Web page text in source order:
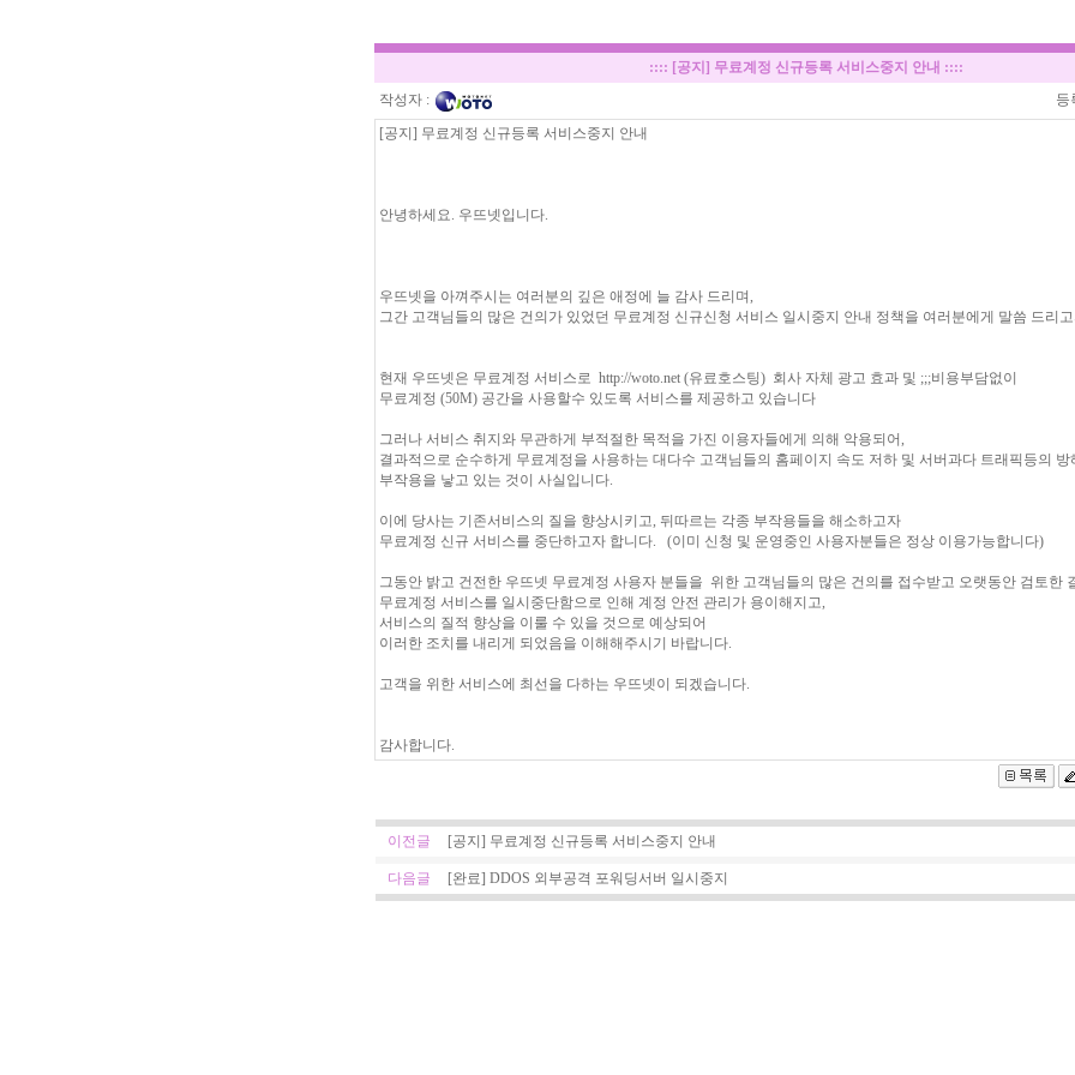
:::: [공지] 무료계정 신규등록 서비스중지 안내 ::::
작성자 :
등
[공지] 무료계정 신규등록 서비스중지 안내
안녕하세요. 우뜨넷입니다.
우뜨넷을 아껴주시는 여러분의 깊은 애정에 늘 감사 드리며,
그간 고객님들의 많은 건의가 있었던 무료계정 신규신청 서비스 일시중지 안내 정책을 여러분에게 말씀 드리
현재 우뜨넷은 무료계정 서비스로 http://woto.net (유료호스팅) 회사 자체 광고 효과 및 ;;;비용부담없이
무료계정 (50M) 공간을 사용할수 있도록 서비스를 제공하고 있습니다
그러나 서비스 취지와 무관하게 부적절한 목적을 가진 이용자들에게 의해 악용되어,
결과적으로 순수하게 무료계정을 사용하는 대다수 고객님들의 홈페이지 속도 저하 및 서버과다 트래픽등의
부작용을 낳고 있는 것이 사실입니다.
이에 당사는 기존서비스의 질을 향상시키고, 뒤따르는 각종 부작용들을 해소하고자
무료계정 신규 서비스를 중단하고자 합니다. (이미 신청 및 운영중인 사용자분들은 정상 이용가능합니다)
그동안 밝고 건전한 우뜨넷 무료계정 사용자 분들을 위한 고객님들의 많은 건의를 접수받고 오랫동안 검토한
무료계정 서비스를 일시중단함으로 인해 계정 안전 관리가 용이해지고,
서비스의 질적 향상을 이룰 수 있을 것으로 예상되어
이러한 조치를 내리게 되었음을 이해해주시기 바랍니다.
고객을 위한 서비스에 최선을 다하는 우뜨넷이 되겠습니다.
감사합니다.
이전글 [공지] 무료계정 신규등록 서비스중지 안내
다음글 [완료] DDOS 외부공격 포워딩서버 일시중지